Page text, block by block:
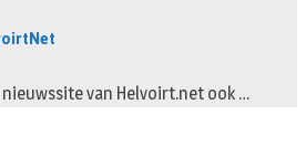
van Helvoirt.net ook …